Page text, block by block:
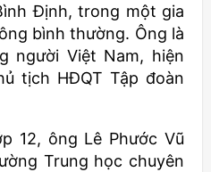
Định, trong một gia
bình thường. Ông là
người Việt Nam, hiện
tịch HĐQT Tập đoàn
12, ông Lê Phước Vũ
Trung học chuyên